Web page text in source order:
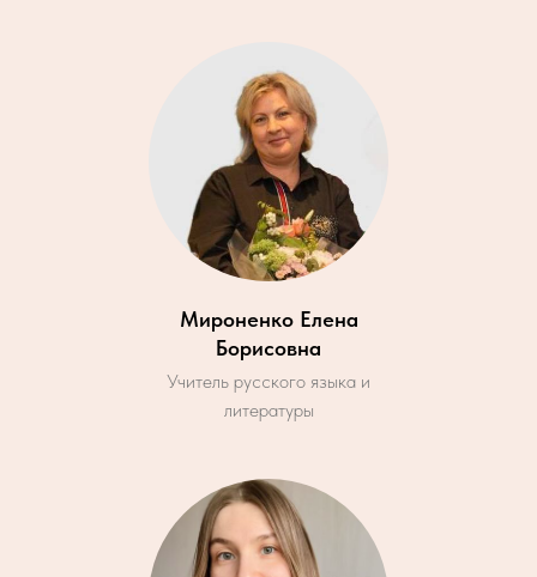
Мироненко Елена
Борисовна
Учитель русского языка и
литературы